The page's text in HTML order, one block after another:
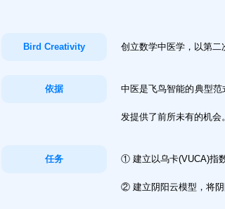
Bird Creativity 创立数学中医学，以第二
依据 中医是飞鸟智能的典型
发提供了前所未有的机会
任务 ① 建立以乌卡(VUCA)指
② 建立阴阳云模型，将阴